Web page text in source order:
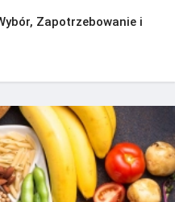
Zapotrzebowanie i